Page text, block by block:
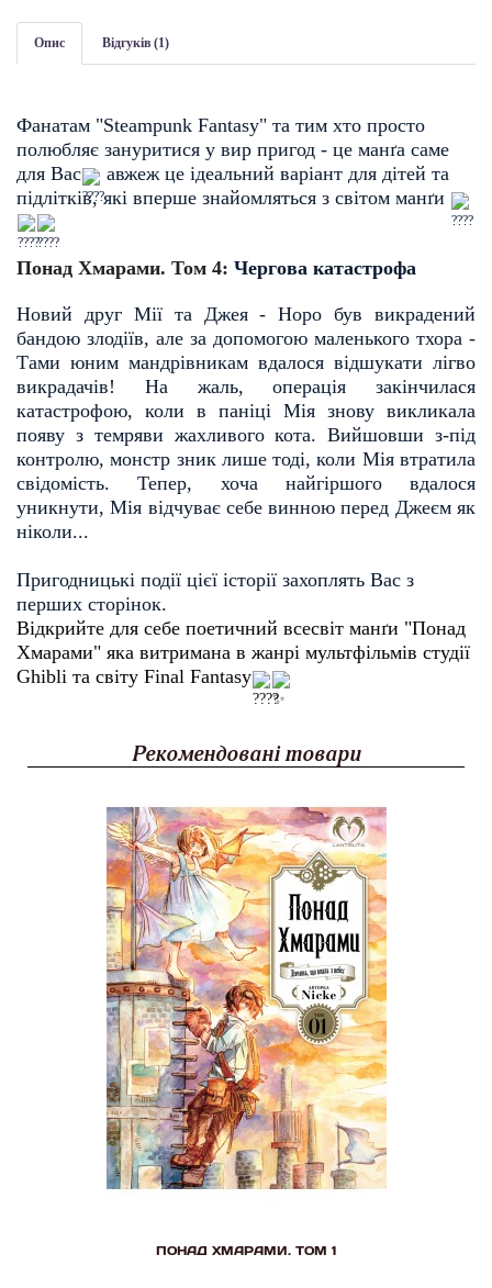
Опис Відгуків (1)
Фанатам "Steampunk Fantasy" та тим хто просто
полюбляє зануритися у вир пригод - це манґа саме
для Вас
авжеж це ідеальний варіант для дітей та
підлітків, які вперше знайомляться з світом манґи
Понад Хмарами. Том 4: Чергова катастрофа
Новий друг Мії та Джея - Норо був викрадений
бандою злодіїв, але за допомогою маленького тхора -
Тами юним мандрівникам вдалося відшукати лігво
викрадачів! На жаль, операція закінчилася
катастрофою, коли в паніці Мія знову викликала
появу з темряви жахливого кота. Вийшовши з-під
контролю, монстр зник лише тоді, коли Мія втратила
свідомість. Тепер, хоча найгіршого вдалося
уникнути, Мія відчуває себе винною перед Джеєм як
ніколи...
Пригодницькі події цієї історії захоплять Вас з
перших сторінок.
Відкрийте для себе поетичний всесвіт манґи "Понад
Хмарами" яка витримана в жанрі мультфільмів студії
Ghibli та світу Final Fantasy
Рекомендовані товари
ПОНАД ХМАРАМИ. ТОМ 1